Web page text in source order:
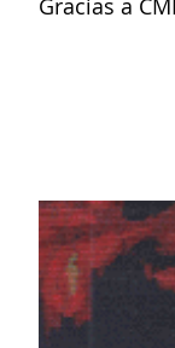
Gracias a